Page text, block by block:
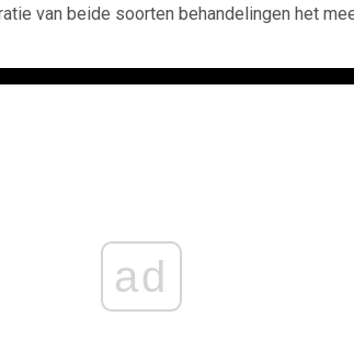
van beide soorten behandelingen het
ad